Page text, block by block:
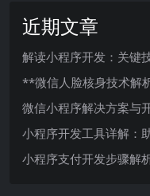
近期文章
解读小程序开发：关键
**微信人脸核身技术解
微信小程序解决方案与
小程序开发工具详解：
小程序支付开发步骤解